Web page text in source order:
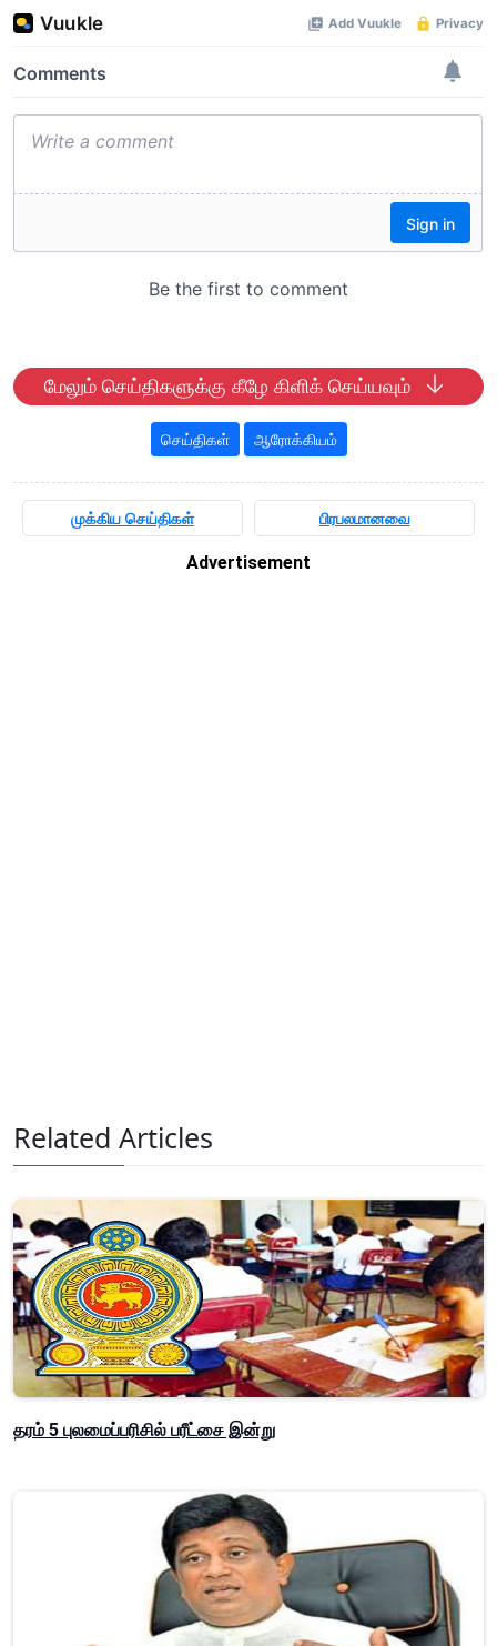
மேலும் செய்திகளுக்கு கீழே கிளிக் செய்யவும்
செய்திகள் ஆரோக்கியம்
முக்கிய செய்திகள் பிரபலமானவை
Advertisement
Related Articles
தரம் 5 புலமைப்பரிசில் பரீட்சை இன்று